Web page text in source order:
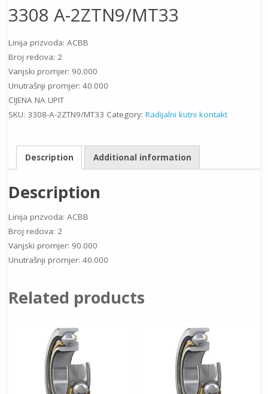
3308 A-2ZTN9/MT33
Linija prizvoda: ACBB
Broj redova: 2
Vanjski promjer: 90.000
Unutrašnji promjer: 40.000
CIJENA NA UPIT
SKU: 3308-A-2ZTN9/MT33 Category: Radijalni kutni kontakt
Description Additional information
Description
Linija prizvoda: ACBB
Broj redova: 2
Vanjski promjer: 90.000
Unutrašnji promjer: 40.000
Related products